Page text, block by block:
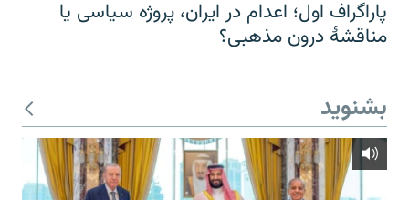
پاراگراف اول؛ اعدام در ایران، پروژه سیاسی یا
مناقشهٔ درون مذهبی؟
بشنوید